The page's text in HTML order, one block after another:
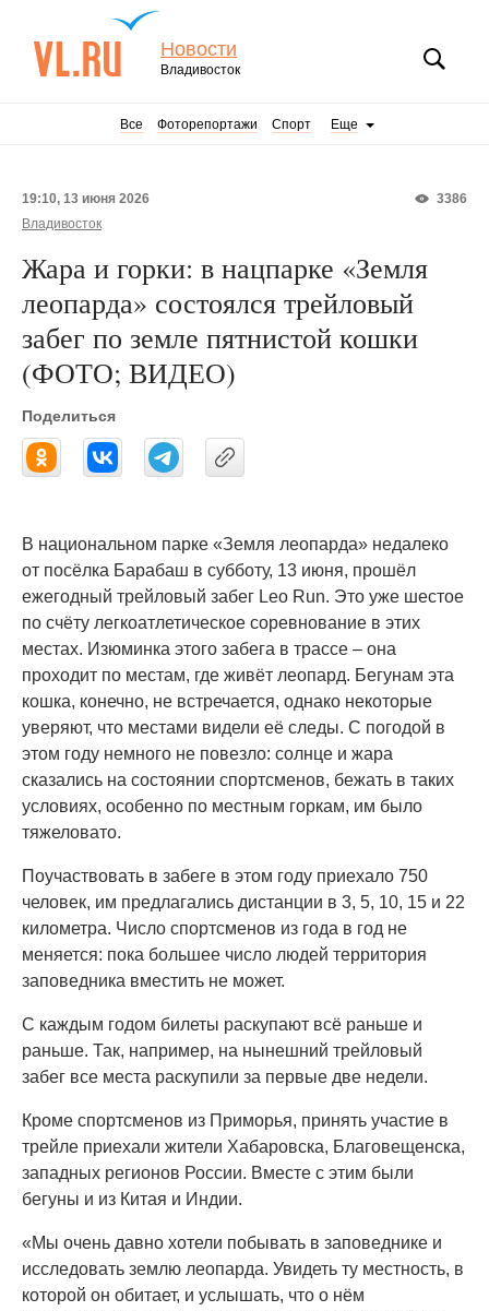
Новости
Владивосток
Все Фоторепортажи Спорт Еще
3386
19:10, 13 июня 2026
Владивосток
Жара и горки: в нацпарке «Земля
леопарда» состоялся трейловый
забег по земле пятнистой кошки
(ФОТО; ВИДЕО)
Поделиться
В национальном парке «Земля леопарда» недалеко
от посёлка Барабаш в субботу, 13 июня, прошёл
ежегодный трейловый забег Leo Run. Это уже шестое
по счёту легкоатлетическое соревнование в этих
местах. Изюминка этого забега в трассе – она
проходит по местам, где живёт леопард. Бегунам эта
кошка, конечно, не встречается, однако некоторые
уверяют, что местами видели её следы. С погодой в
этом году немного не повезло: солнце и жара
сказались на состоянии спортсменов, бежать в таких
условиях, особенно по местным горкам, им было
тяжеловато.
Поучаствовать в забеге в этом году приехало 750
человек, им предлагались дистанции в 3, 5, 10, 15 и 22
километра. Число спортсменов из года в год не
меняется: пока большее число людей территория
заповедника вместить не может.
С каждым годом билеты раскупают всё раньше и
раньше. Так, например, на нынешний трейловый
забег все места раскупили за первые две недели.
Кроме спортсменов из Приморья, принять участие в
трейле приехали жители Хабаровска, Благовещенска,
западных регионов России. Вместе с этим были
бегуны и из Китая и Индии.
«Мы очень давно хотели побывать в заповеднике и
исследовать землю леопарда. Увидеть ту местность, в
которой он обитает, и услышать, что о нём